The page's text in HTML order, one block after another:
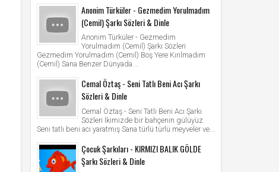
Anonim Türküler - Gezmedim Yorulmadım
(Cemil) Şarkı Sözleri & Dinle
Anonim Türküler - Gezmedim
Yorulmadım (Cemil) Şarkı Sözleri
Gezmedim Yorulmadım (Cemil) Boş Yere Kırılmadım
(Cemil) Sana Benzer Dünyada...
Cemal Öztaş - Seni Tatlı Beni Acı Şarkı
Sözleri & Dinle
Cemal Öztaş - Seni Tatlı Beni Acı Şarkı
Sözleri İkimizde bir bahçenin gülüyüz
Seni tatlı beni acı yaratmış Sana türlü türlü meyveler ve...
Çocuk Şarkıları - KIRMIZI BALIK GÖLDE
Şarkı Sözleri & Dinle